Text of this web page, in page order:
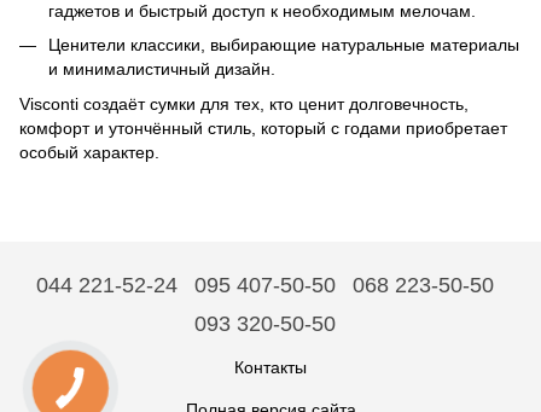
гаджетов и быстрый доступ к необходимым мелочам.
Ценители классики, выбирающие натуральные материалы
и минималистичный дизайн.
Visconti создаёт сумки для тех, кто ценит долговечность,
комфорт и утончённый стиль, который с годами приобретает
особый характер.
044 221-52-24 095 407-50-50
068 223-50-50
093 320-50-50
Контакты